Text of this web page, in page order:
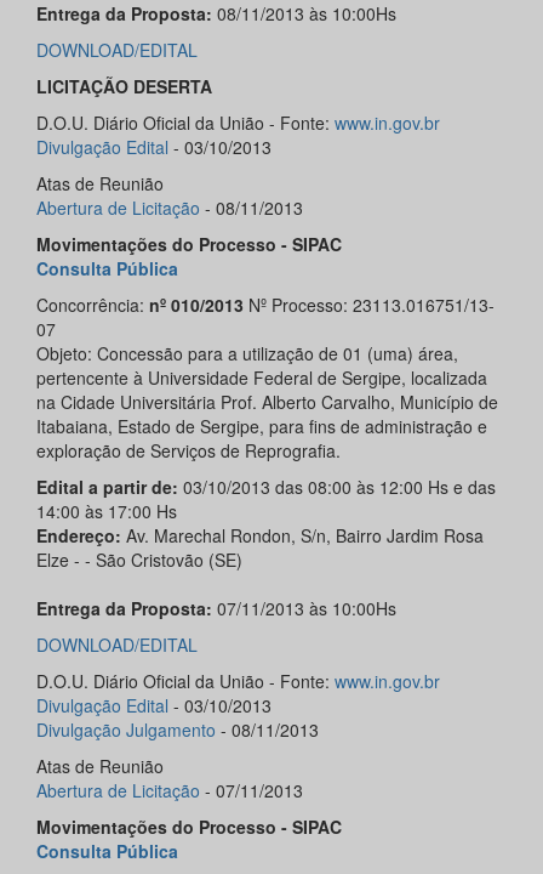
Entrega da Proposta: 08/11/2013 às 10:00Hs
DOWNLOAD/EDITAL
LICITAÇÃO DESERTA
D.O.U. Diário Oficial da União - Fonte: www.in.gov.br
Divulgação Edital - 03/10/2013
Atas de Reunião
Abertura de Licitação - 08/11/2013
Movimentações do Processo - SIPAC
Consulta Pública
Concorrência: nº 010/2013 Nº Processo: 23113.016751/13-
07
Objeto: Concessão para a utilização de 01 (uma) área,
pertencente à Universidade Federal de Sergipe, localizada
na Cidade Universitária Prof. Alberto Carvalho, Município de
Itabaiana, Estado de Sergipe, para fins de administração e
exploração de Serviços de Reprografia.
Edital a partir de: 03/10/2013 das 08:00 às 12:00 Hs e das
14:00 às 17:00 Hs
Endereço: Av. Marechal Rondon, S/n, Bairro Jardim Rosa
Elze - - São Cristovão (SE)
Entrega da Proposta: 07/11/2013 às 10:00Hs
DOWNLOAD/EDITAL
D.O.U. Diário Oficial da União - Fonte: www.in.gov.br
Divulgação Edital - 03/10/2013
Divulgação Julgamento - 08/11/2013
Atas de Reunião
Abertura de Licitação - 07/11/2013
Movimentações do Processo - SIPAC
Consulta Pública